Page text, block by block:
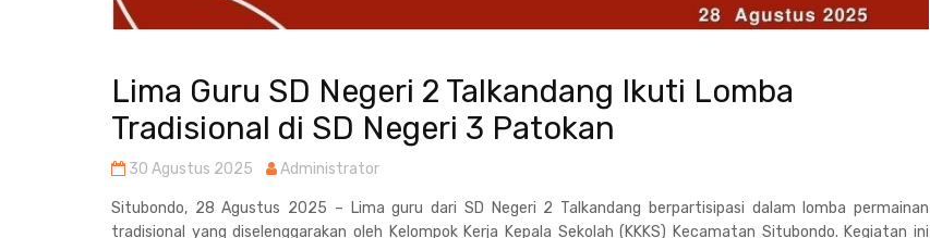
Lima Guru SD Negeri 2 Talkandang Ikuti Lomba
Tradisional di SD Negeri 3 Patokan
30 Agustus 2025 Administrator
Situbondo, 28 Agustus 2025 – Lima guru dari SD Negeri 2 Talkandang berpartisipasi dalam lomba permainan
tradisional yang diselenggarakan oleh Kelompok Kerja Kepala Sekolah (KKKS) Kecamatan Situbondo. Kegiatan ini